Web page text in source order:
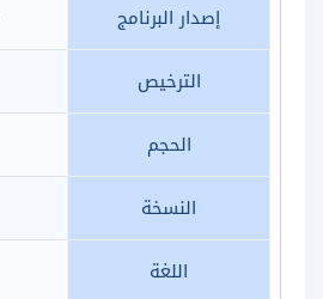
إصدار البرنامج
الترخيص
الحجم
النسخة
اللغة